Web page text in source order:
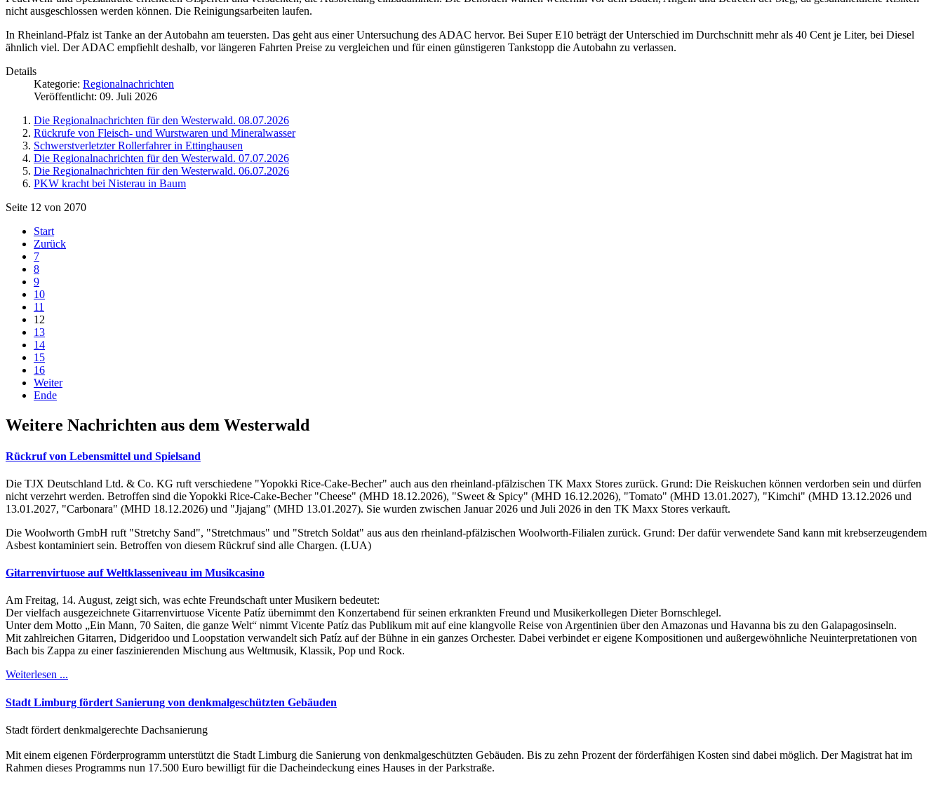
nicht ausgeschlossen werden können. Die Reinigungsarbeiten laufen.
In Rheinland-Pfalz ist Tanke an der Autobahn am teuersten. Das geht aus einer Untersuchung des ADAC hervor. Bei Super E10 beträgt der Unterschied im Durchschnitt mehr als 40 Cent je Liter, bei Diesel
ähnlich viel. Der ADAC empfiehlt deshalb, vor längeren Fahrten Preise zu vergleichen und für einen günstigeren Tankstopp die Autobahn zu verlassen.
Details
Kategorie: Regionalnachrichten
Veröffentlicht: 09. Juli 2026
Die Regionalnachrichten für den Westerwald. 08.07.2026
Rückrufe von Fleisch- und Wurstwaren und Mineralwasser
Schwerstverletzter Rollerfahrer in Ettinghausen
Die Regionalnachrichten für den Westerwald. 07.07.2026
Die Regionalnachrichten für den Westerwald. 06.07.2026
PKW kracht bei Nisterau in Baum
Seite 12 von 2070
Start
Zurück
7
8
9
10
11
12
13
14
15
16
Weiter
Ende
Weitere Nachrichten aus dem Westerwald
Rückruf von Lebensmittel und Spielsand
Die TJX Deutschland Ltd. & Co. KG ruft verschiedene "Yopokki Rice-Cake-Becher" auch aus den rheinland-pfälzischen TK Maxx Stores zurück. Grund: Die Reiskuchen können verdorben sein und dürfen
nicht verzehrt werden. Betroffen sind die Yopokki Rice-Cake-Becher "Cheese" (MHD 18.12.2026), "Sweet & Spicy" (MHD 16.12.2026), "Tomato" (MHD 13.01.2027), "Kimchi" (MHD 13.12.2026 und
13.01.2027, "Carbonara" (MHD 18.12.2026) und "Jjajang" (MHD 13.01.2027). Sie wurden zwischen Januar 2026 und Juli 2026 in den TK Maxx Stores verkauft.
Die Woolworth GmbH ruft "Stretchy Sand", "Stretchmaus" und "Stretch Soldat" aus aus den rheinland-pfälzischen Woolworth-Filialen zurück. Grund: Der dafür verwendete Sand kann mit krebserzeugendem
Asbest kontaminiert sein. Betroffen von diesem Rückruf sind alle Chargen. (LUA)
Gitarrenvirtuose auf Weltklasseniveau im Musikcasino
Am Freitag, 14. August, zeigt sich, was echte Freundschaft unter Musikern bedeutet:
Der vielfach ausgezeichnete Gitarrenvirtuose Vicente Patíz übernimmt den Konzertabend für seinen erkrankten Freund und Musikerkollegen Dieter Bornschlegel.
Unter dem Motto „Ein Mann, 70 Saiten, die ganze Welt“ nimmt Vicente Patíz das Publikum mit auf eine klangvolle Reise von Argentinien über den Amazonas und Havanna bis zu den Galapagosinseln.
Mit zahlreichen Gitarren, Didgeridoo und Loopstation verwandelt sich Patíz auf der Bühne in ein ganzes Orchester. Dabei verbindet er eigene Kompositionen und außergewöhnliche Neuinterpretationen von
Bach bis Zappa zu einer faszinierenden Mischung aus Weltmusik, Klassik, Pop und Rock.
Weiterlesen ...
Stadt Limburg fördert Sanierung von denkmalgeschützten Gebäuden
Stadt fördert denkmalgerechte Dachsanierung
Mit einem eigenen Förderprogramm unterstützt die Stadt Limburg die Sanierung von denkmalgeschützten Gebäuden. Bis zu zehn Prozent der förderfähigen Kosten sind dabei möglich. Der Magistrat hat im
Rahmen dieses Programms nun 17.500 Euro bewilligt für die Dacheindeckung eines Hauses in der Parkstraße.